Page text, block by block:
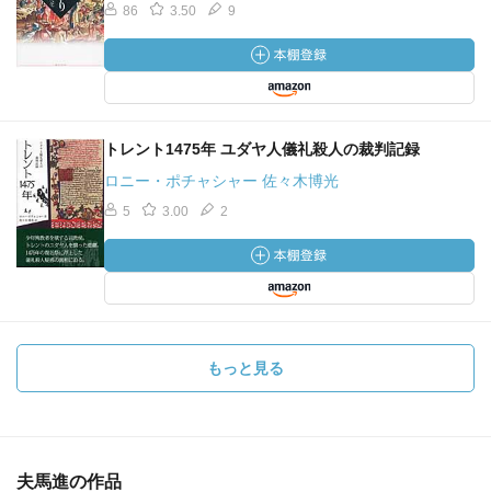
86 3.50 9
トレント1475年 ユダヤ人儀礼殺人の裁判記録
ロニー・ポチャシャー 佐々木博光
5 3.00 2
もっと見る
夫馬進の作品